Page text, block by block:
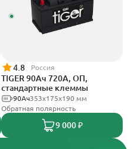
4.8 Россия
TIGER 90Ач 720А, ОП,
стандартные клеммы
353х175х190 мм
90Ач
Обратная полярность
9 000 ₽